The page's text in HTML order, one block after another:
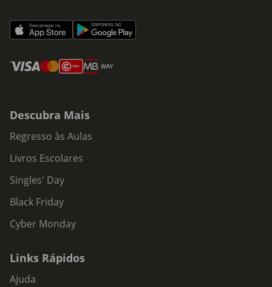
Descubra Mais
Regresso às Aulas
Livros Escolares
Singles' Day
Black Friday
Cyber Monday
Links Rápidos
Ajuda